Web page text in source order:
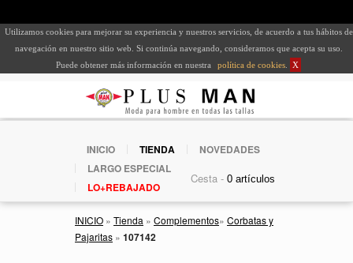
Utilizamos cookies para mejorar su experiencia y nuestros servicios, de acuerdo a tus hábitos de
navegación en nuestro sitio web. Si continúa navegando, consideramos que acepta su uso.
Puede obtener más información en nuestra
política de cookies X
INICIO TIENDA
NOVEDADES
LARGO ESPECIAL
LO+REBAJADO
Cesta -
INICIO » Tienda » Complementos» Corbatas y
Pajaritas » 107142